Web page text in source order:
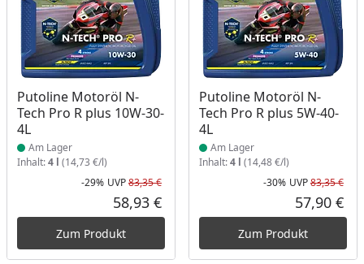
Putoline Motoröl N-
Tech Pro R plus 10W-30-
4L
Produkt am Lager
Am Lager
Inhalt:4 l (14,73 €/l)
Rabatt in Prozent
-29%
Ursprünglicher Preis
UVP83,35 €
Aktueller Preis
58,93 €
Zum Produkt
Putoline Motoröl N-
Tech Pro R plus 5W-40-
4L
Produkt am Lager
Am Lager
Inhalt:4 l (14,48 €/l)
-30% UVP83,35 €
57,90 €
Zum Produkt